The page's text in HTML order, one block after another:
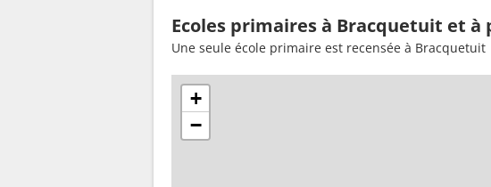
Ecoles primaires à Bracquetuit et
Une seule école primaire est recensée à Bracquetuit
+
−